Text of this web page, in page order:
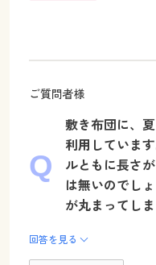
ご質問者様
敷き布団に、
利用していま
ルともに長さ
は無いのでし
が丸まってしま
回答を見る